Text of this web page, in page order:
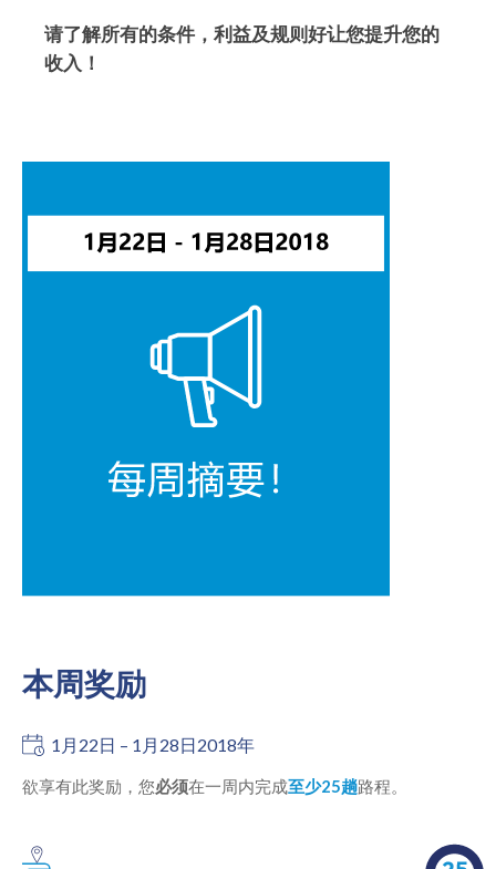
请了解所有的条件，利益及规则好让您提升您的
收入！
本周奖励
1月22日 – 1月28日2018年
欲享有此奖励，您必须在一周内完成至少25趟路程。